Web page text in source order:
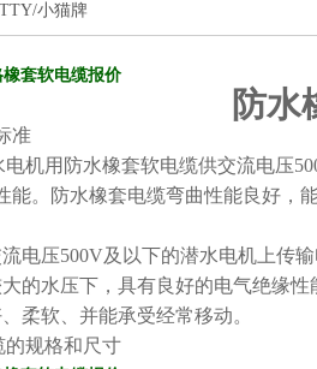
小猫牌
套软电缆报价
防水
准
电机用防水橡套软电缆供交流电压
能。防水橡套电缆弯曲性能良好，
电压500V及以下的潜水电机上传
的水压下，具有良好的电气绝缘性
柔软、并能承受经常移动。
的规格和尺寸